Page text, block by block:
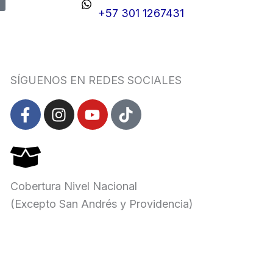
+57 301 1267431
SÍGUENOS EN REDES SOCIALES
F
a
e
b
o
o
k
I
n
g
r
a
Y
o
b
e
T
i
k
Cobertura Nivel Nacional
(Excepto San Andrés y Providencia)